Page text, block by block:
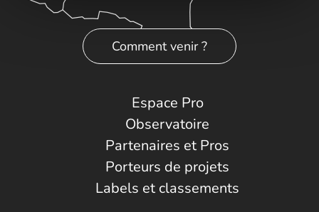
Comment venir ?
Espace Pro
Observatoire
Partenaires et Pros
Porteurs de projets
Labels et classements